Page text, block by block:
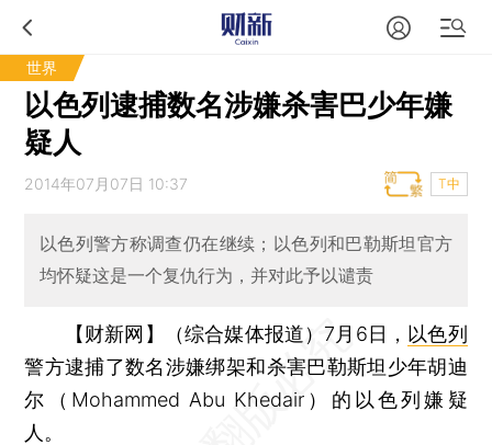
世界
以色列逮捕数名涉嫌杀害巴少年嫌
疑人
2014年07月07日 10:37 T中
以色列警方称调查仍在继续；以色列和巴勒斯坦官方
均怀疑这是一个复仇行为，并对此予以谴责
【财新网】（综合媒体报道） 7月6日， 以色列
警方逮捕了数名涉嫌绑架和杀害巴勒斯坦少年胡迪
尔（Mohammed Abu Khedair）的以色列嫌疑
人。